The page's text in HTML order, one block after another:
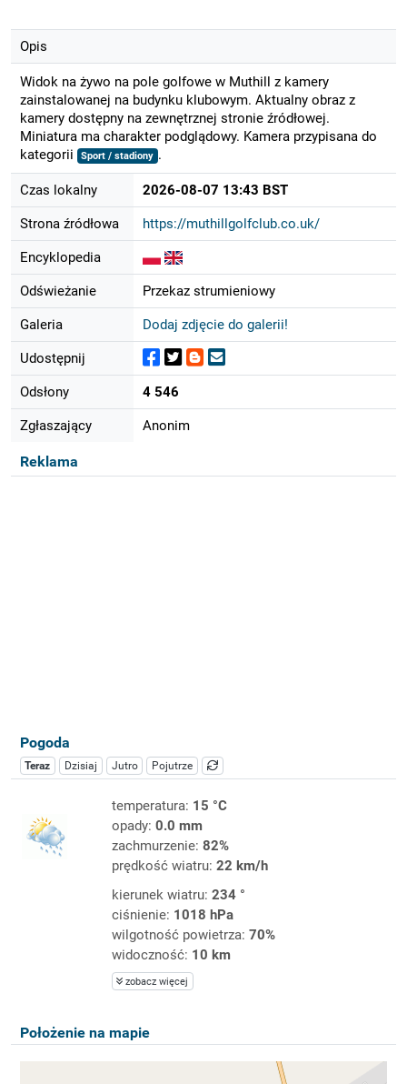
Opis
Widok na żywo na pole golfowe w Muthill z kamery
zainstalowanej na budynku klubowym. Aktualny obraz z
kamery dostępny na zewnętrznej stronie źródłowej.
Miniatura ma charakter podglądowy. Kamera przypisana do
kategorii
Sport / stadiony .
Czas lokalny 2026-08-07 13:43 BST
Strona źródłowa https://muthillgolfclub.co.uk/
Encyklopedia
Odświeżanie Przekaz strumieniowy
Galeria Dodaj zdjęcie do galerii!
Udostępnij
Odsłony 4 546
Zgłaszający Anonim
Reklama
Pogoda
Teraz Dzisiaj Jutro Pojutrze
temperatura: 15 °C
opady: 0.0 mm
zachmurzenie: 82%
prędkość wiatru: 22 km/h
kierunek wiatru: 234 °
ciśnienie: 1018 hPa
wilgotność powietrza: 70%
widoczność: 10 km
zobacz więcej
Położenie na mapie